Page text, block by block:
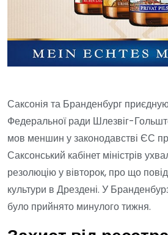
Саксонія та Бранденбург
Федеральної ради Шлезвіг-
мов меншин у законодавстві ЄС
Саксонський кабінет міністрів
резолюцію у вівторок, про що
культури в Дрездені. У
було прийнято минулого тижня.